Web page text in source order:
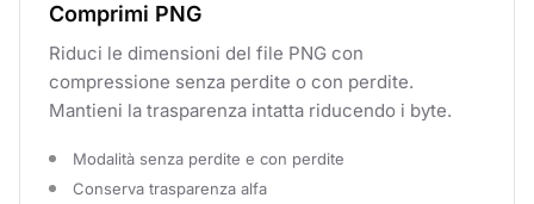
Comprimi PNG
Riduci le dimensioni del file PNG con
compressione senza perdite o con perdite.
Mantieni la trasparenza intatta riducendo i byte.
Modalità senza perdite e con perdite
Conserva trasparenza alfa